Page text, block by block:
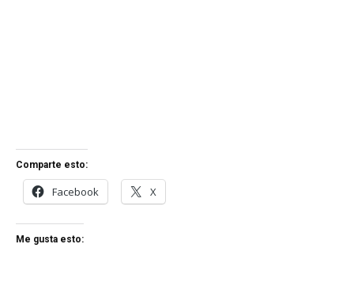
Comparte esto:
Facebook X
Me gusta esto: